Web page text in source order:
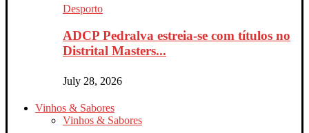
Desporto
ADCP Pedralva estreia-se com títulos no
Distrital Masters...
July 28, 2026
Vinhos & Sabores
Vinhos & Sabores